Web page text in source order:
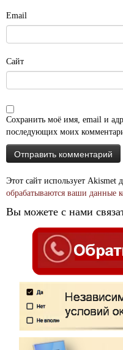
Email
Сайт
Сохранить моё имя, email и
последующих моих
Этот сайт использует Akismet
обрабатываются ваши данные
Вы можете с нами